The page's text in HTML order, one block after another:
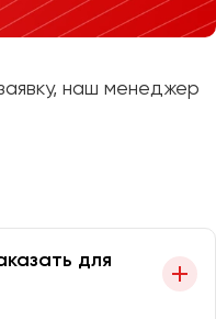
наш менеджер
для